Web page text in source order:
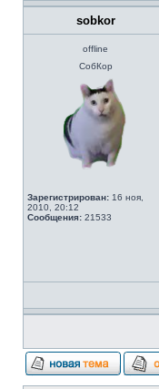
sobkor
offline
СобКор
Зарегистрирован: 16 ноя,
2010, 20:12
Сообщения: 21533